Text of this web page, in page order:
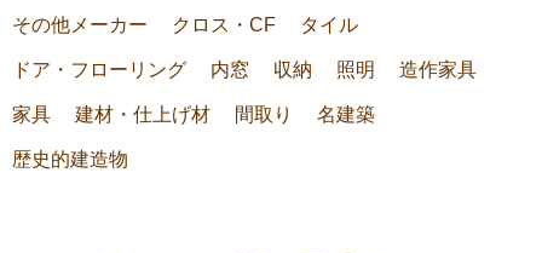
その他メーカー クロス・CF タイル
ドア・フローリング 内窓 収納 照明 造作家具
家具 建材・仕上げ材 間取り 名建築
歴史的建造物